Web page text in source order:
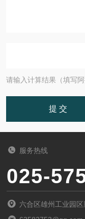
请输入计算结果（填写
服务热线
025-
六合区雄州工业园